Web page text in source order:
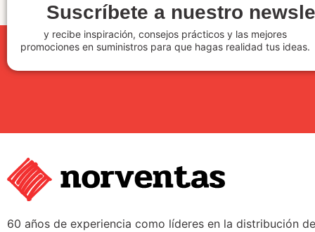
Suscríbete a nuestro
y recibe inspiración, consejos prácticos y las mejores
promociones en suministros para que hagas realidad tus ideas.
60 años de experiencia como líderes en la distribución